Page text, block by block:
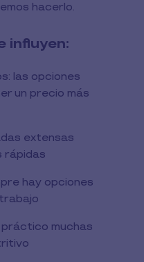
hacerlo.
influyen:
las opciones
un precio más
extensas
rápidas
hay opciones
muchas